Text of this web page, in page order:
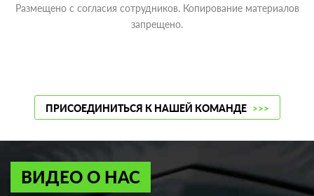
Размещено с согласия сотрудников. Копирование материалов
запрещено.
ПРИСОЕДИНИТЬСЯ К НАШЕЙ КОМАНДЕ >>>
ВИДЕО О НАС